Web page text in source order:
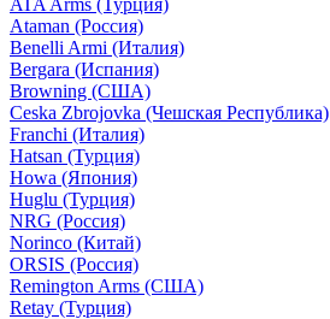
ATA Arms (Турция)
Ataman (Россия)
Benelli Armi (Италия)
Bergara (Испания)
Browning (США)
Ceska Zbrojovka (Чешская Республика)
Franchi (Италия)
Hatsan (Турция)
Howa (Япония)
Huglu (Турция)
NRG (Россия)
Norinco (Китай)
ORSIS (Россия)
Remington Arms (США)
Retay (Турция)